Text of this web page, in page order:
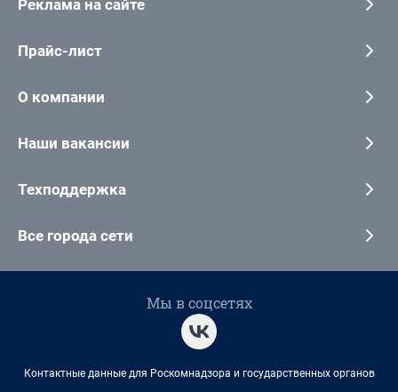
Реклама на сайте
Прайс-лист
О компании
Наши вакансии
Техподдержка
Все города сети
Мы в соцсетях
Контактные данные для Роскомнадзора и государственных органов